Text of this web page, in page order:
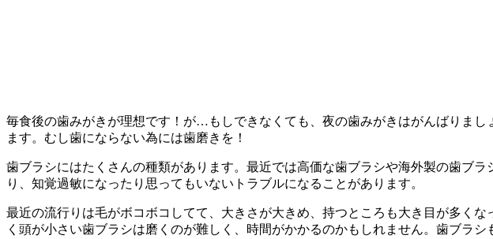
毎食後の歯みがきが理想です！が…もしできなくても、夜の歯みがきはがんばりま
ます。むし歯にならない為には歯磨きを！
歯ブラシにはたくさんの種類があります。最近では高価な歯ブラシや海外製の歯ブ
り、知覚過敏になったり思ってもいないトラブルになることがあります。
最近の流行りは毛がボコボコしてて、大きさが大きめ、持つところも大き目が多く
く頭が小さい歯ブラシは磨くのが難しく、時間がかかるのかもしれません。歯ブラ